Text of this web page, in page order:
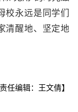
校永远是同学们
清醒地、坚定地
责任编辑：王文倩】